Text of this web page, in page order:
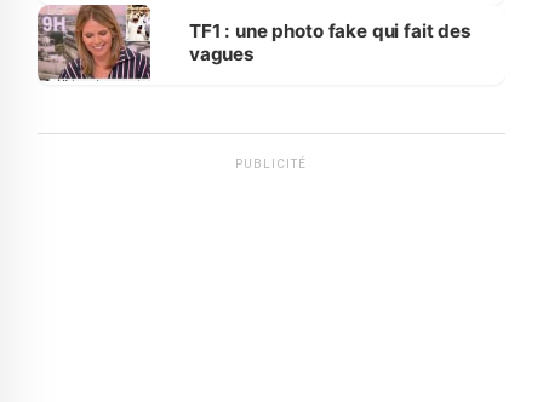
sur la scène internationale »
TF1 : une photo fake qui fait des
vagues
PUBLICITÉ